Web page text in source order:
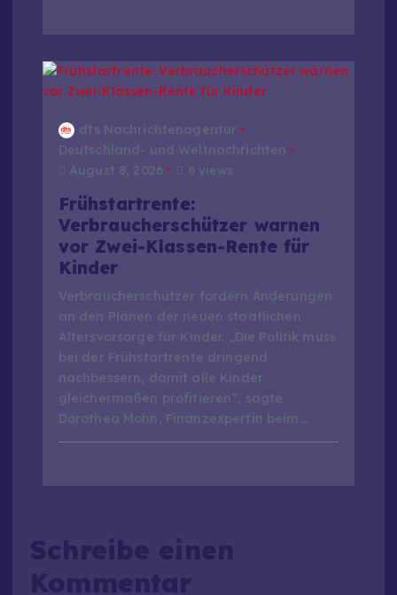
dts Nachrichtenagentur
Deutschland- und Weltnachrichten
August 8, 2026
8 views
Frühstartrente:
Verbraucherschützer warnen
vor Zwei-Klassen-Rente für
Kinder
Verbraucherschützer fordern Änderungen
an den Plänen der neuen staatlichen
Altersvorsorge für Kinder. „Die Politik muss
bei der Frühstartrente dringend
nachbessern, damit alle Kinder
gleichermaßen profitieren“, sagte
Dorothea Mohn, Finanzexpertin beim…